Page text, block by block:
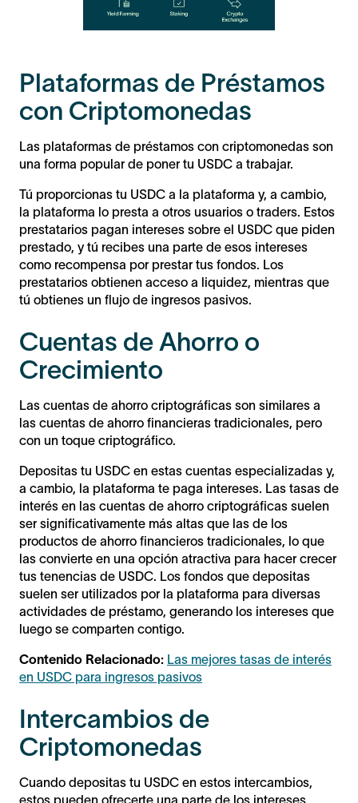
Plataformas de Préstamos
con Criptomonedas
Las plataformas de préstamos con criptomonedas son
una forma popular de poner tu USDC a trabajar.
Tú proporcionas tu USDC a la plataforma y, a cambio,
la plataforma lo presta a otros usuarios o traders. Estos
prestatarios pagan intereses sobre el USDC que piden
prestado, y tú recibes una parte de esos intereses
como recompensa por prestar tus fondos. Los
prestatarios obtienen acceso a liquidez, mientras que
tú obtienes un flujo de ingresos pasivos.
Cuentas de Ahorro o
Crecimiento
Las cuentas de ahorro criptográficas son similares a
las cuentas de ahorro financieras tradicionales, pero
con un toque criptográfico.
Depositas tu USDC en estas cuentas especializadas y,
a cambio, la plataforma te paga intereses. Las tasas de
interés en las cuentas de ahorro criptográficas suelen
ser significativamente más altas que las de los
productos de ahorro financieros tradicionales, lo que
las convierte en una opción atractiva para hacer crecer
tus tenencias de USDC. Los fondos que depositas
suelen ser utilizados por la plataforma para diversas
actividades de préstamo, generando los intereses que
luego se comparten contigo.
Contenido Relacionado: Las mejores tasas de interés
en USDC para ingresos pasivos
Intercambios de
Criptomonedas
Cuando depositas tu USDC en estos intercambios,
estos pueden ofrecerte una parte de los intereses